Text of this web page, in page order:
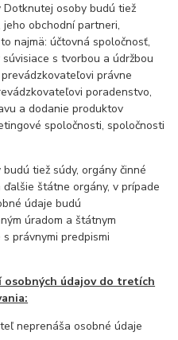
Dotknutej osoby budú tiež
obchodní partneri,
najmä: účtovná spoločnosť,
s tvorbou a údržbou
právne
poradenstvo,
a dodanie produktov
spoločnosti, spoločnosti
tiež súdy, orgány činné
štátne orgány, v prípade
údaje budú
úradom a štátnym
právnymi predpismi
osobných údajov do tretích
neprenáša osobné údaje